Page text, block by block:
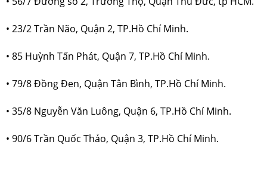
• 23/2 Trần Não, Quận 2, TP.Hồ Chí Minh.
• 85 Huỳnh Tấn Phát, Quận 7, TP.Hồ Chí Minh.
• 79/8 Đồng Đen, Quận Tân Bình, TP.Hồ Chí Minh.
• 35/8 Nguyễn Văn Luông, Quận 6, TP.Hồ Chí Minh.
• 90/6 Trần Quốc Thảo, Quận 3, TP.Hồ Chí Minh.